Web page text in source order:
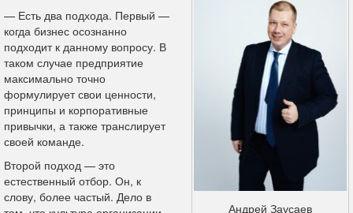
Андрей Заусаев
— Есть два подхода. Первый —
когда бизнес осознанно
подходит к данному вопросу. В
таком случае предприятие
максимально точно
формулирует свои ценности,
принципы и корпоративные
привычки, а также транслирует
своей команде.
Второй подход — это
естественный отбор. Он, к
слову, более частый. Дело в